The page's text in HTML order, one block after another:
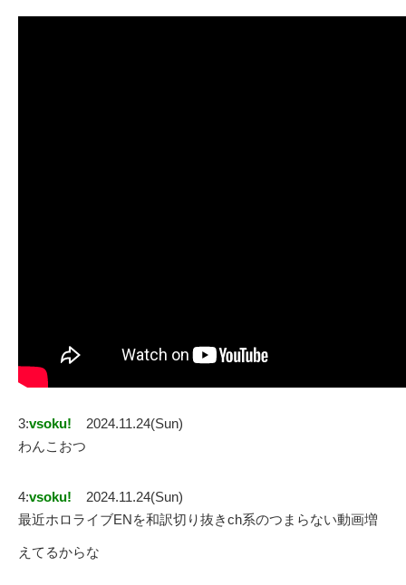
3:vsoku!
2024.11.24(Sun)
わんこおつ
4:vsoku!
2024.11.24(Sun)
最近ホロライブENを和訳切り抜きch系のつまらない動画増
えてるからな